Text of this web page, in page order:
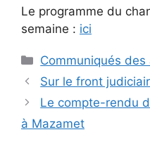
Le programme du
semaine : ici
Catégories
Communiqués des
Sur le front
Le compte-rendu
à Mazamet